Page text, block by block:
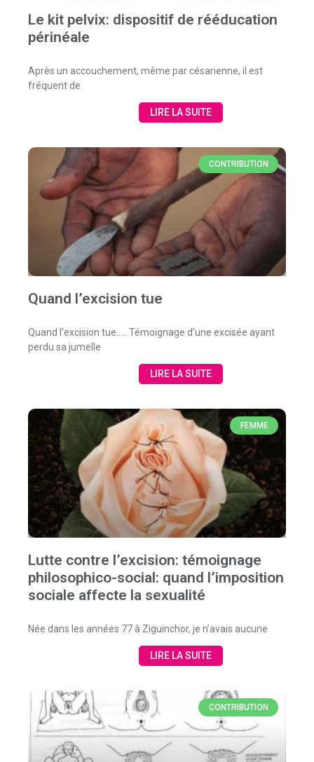
Le kit pelvix: dispositif de rééducation
périnéale
Après un accouchement, même par césarienne, il est
fréquent de
LIRE LA SUITE
CONTRIBUTION
Quand l’excision tue
Quand l’excision tue….. Témoignage d’une excisée ayant
perdu sa jumelle
LIRE LA SUITE
FEMME
Lutte contre l’excision: témoignage
philosophico-social: quand l’imposition
sociale affecte la sexualité
Née dans les années 77 à Ziguinchor, je n’avais aucune
LIRE LA SUITE
CONTRIBUTION